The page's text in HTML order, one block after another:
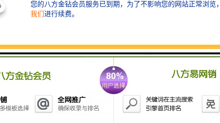
5. **消毒设备**：使用紫外线灯、臭氧发生器等对水进
污水回收再利用，例如用于灌溉或冲厕。
在选择具体的污水处理设备时，牙科诊所应考虑当地的
法律法规、处理规模、处理效果和经济成本等因素。确
保处理后的水，是重要的。